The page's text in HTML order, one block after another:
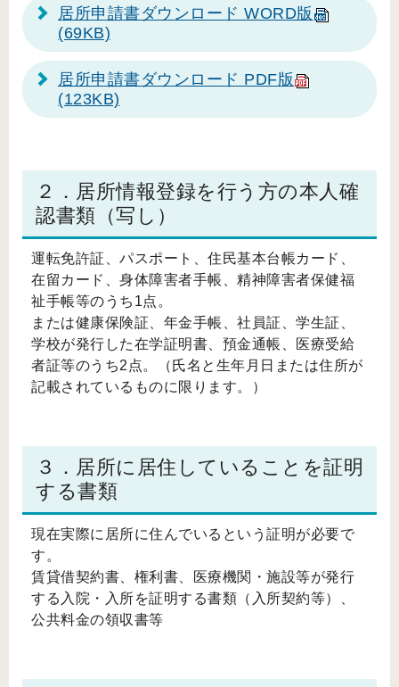
居所申請書ダウンロード WORD版
(69KB)
居所申請書ダウンロード PDF版
(123KB)
２．居所情報登録を行う方の本人確
認書類（写し）
運転免許証、パスポート、住民基本台帳カード、
在留カード、身体障害者手帳、精神障害者保健福
祉手帳等のうち1点。
または健康保険証、年金手帳、社員証、学生証、
学校が発行した在学証明書、預金通帳、医療受給
者証等のうち2点。（氏名と生年月日または住所が
記載されているものに限ります。）
３．居所に居住していることを証明
する書類
現在実際に居所に住んでいるという証明が必要で
す。
賃貸借契約書、権利書、医療機関・施設等が発行
する入院・入所を証明する書類（入所契約等）、
公共料金の領収書等